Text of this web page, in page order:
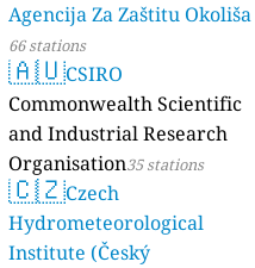
Agencija Za Zaštitu Okoliša
66 stations
🇦🇺CSIRO
Commonwealth Scientific
and Industrial Research
Organisation35 stations
🇨🇿Czech
Hydrometeorological
Institute (Český